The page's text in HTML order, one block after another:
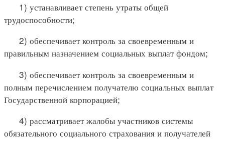
1) устанавливает степень утраты общей
трудоспособности;
2) обеспечивает контроль за своевременным и
правильным назначением социальных выплат фондом;
3) обеспечивает контроль за своевременным и
полным перечислением получателю социальных выплат
Государственной корпорацией;
4) рассматривает жалобы участников системы
обязательного социального страхования и получателей